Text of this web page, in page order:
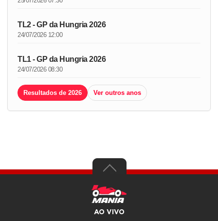
TL2 - GP da Hungria 2026
24/07/2026 12:00
TL1 - GP da Hungria 2026
24/07/2026 08:30
Resultados de 2026 Ver outros anos
AO VIVO